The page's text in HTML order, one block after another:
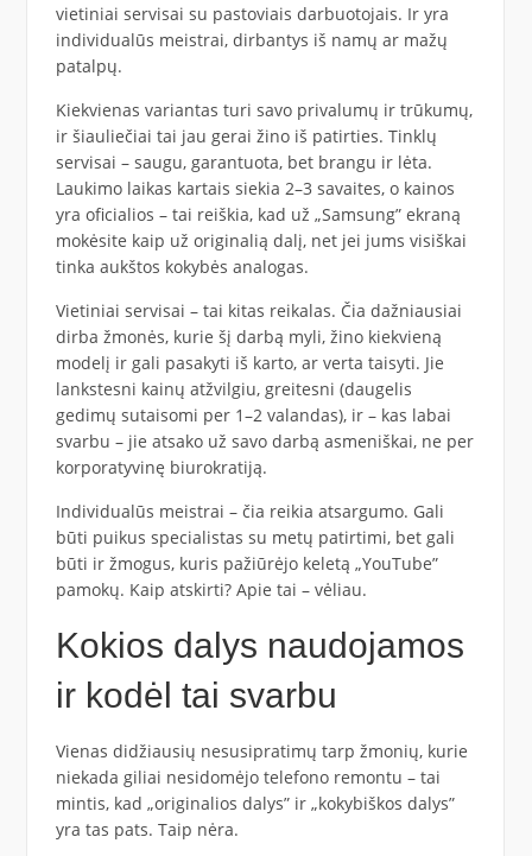
vietiniai servisai su pastoviais darbuotojais. Ir yra
individualūs meistrai, dirbantys iš namų ar mažų
patalpų.
Kiekvienas variantas turi savo privalumų ir trūkumų,
ir šiauliečiai tai jau gerai žino iš patirties. Tinklų
servisai – saugu, garantuota, bet brangu ir lėta.
Laukimo laikas kartais siekia 2–3 savaites, o kainos
yra oficialios – tai reiškia, kad už „Samsung” ekraną
mokėsite kaip už originalią dalį, net jei jums visiškai
tinka aukštos kokybės analogas.
Vietiniai servisai – tai kitas reikalas. Čia dažniausiai
dirba žmonės, kurie šį darbą myli, žino kiekvieną
modelį ir gali pasakyti iš karto, ar verta taisyti. Jie
lankstesni kainų atžvilgiu, greitesni (daugelis
gedimų sutaisomi per 1–2 valandas), ir – kas labai
svarbu – jie atsako už savo darbą asmeniškai, ne per
korporatyvinę biurokratiją.
Individualūs meistrai – čia reikia atsargumo. Gali
būti puikus specialistas su metų patirtimi, bet gali
būti ir žmogus, kuris pažiūrėjo keletą „YouTube”
pamokų. Kaip atskirti? Apie tai – vėliau.
Kokios dalys naudojamos
ir kodėl tai svarbu
Vienas didžiausių nesusipratimų tarp žmonių, kurie
niekada giliai nesidomėjo telefono remontu – tai
mintis, kad „originalios dalys” ir „kokybiškos dalys”
yra tas pats. Taip nėra.